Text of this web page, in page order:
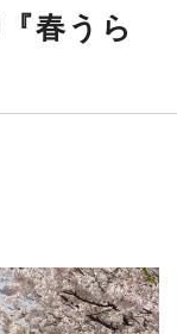
春うら